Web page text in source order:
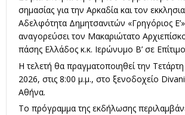
σημασίας για την Αρκαδία και τον
Αδελφότητα Δημητσανιτών «Γρηγόριος
αναγορεύσει τον Μακαριώτατο
πάσης Ελλάδος κ.κ. Ιερώνυμο Β’ σε
Η τελετή θα πραγματοποιηθεί την
2026, στις 8:00 μ.μ., στο ξενοδοχείο
Αθήνα.
Το πρόγραμμα της εκδήλωσης